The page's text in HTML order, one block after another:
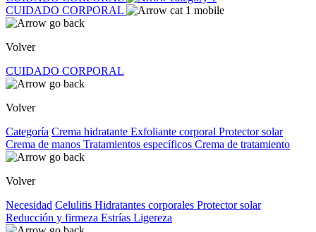
CUIDADO CORPORAL
Volver
CUIDADO CORPORAL
Volver
Categoría Crema hidratante Exfoliante corporal Protector solar
Crema de manos Tratamientos específicos Crema de tratamiento
Volver
Necesidad Celulitis Hidratantes corporales Protector solar
Reducción y firmeza Estrías Ligereza